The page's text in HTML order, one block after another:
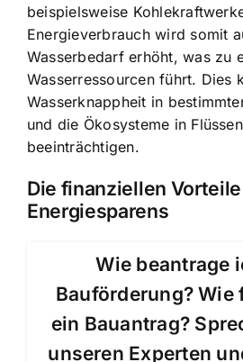
beispielsweise
Energieverbrauch wird somit
Wasserbedarf erhöht, was zu
Wasserressourcen führt. Dies
Wasserknappheit in
und die Ökosysteme in
beeinträchtigen.
Die finanziellen
Energiesparens
Wie beantrage
Bauförderung?
ein Bauantrag?
unseren Experten